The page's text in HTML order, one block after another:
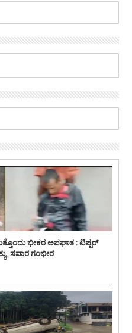
ಭೀಕರ ಅಪಘಾತ : ಟಿಪ್ಪರ್
ಸವಾರ ಗಂಭೀರ